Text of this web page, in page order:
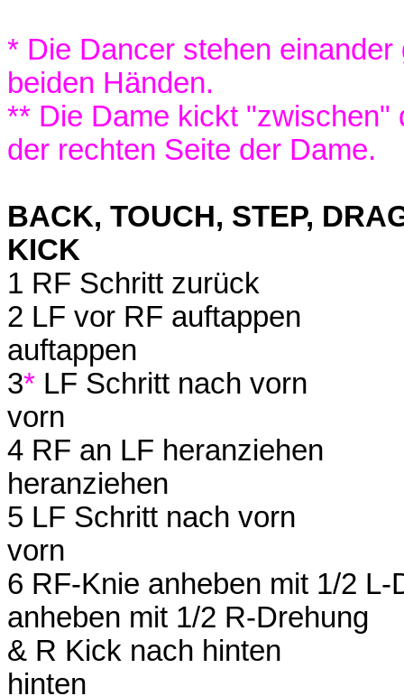
* Die Dancer stehen
beiden Händen.
** Die Dame kickt "zwischen"
der rechten Seite der Dame.
BACK, TOUCH, STEP,
KICK
1 RF Schritt zurück
2 LF vor RF auftappen
auftappen
3* LF Schritt
vorn
4 RF an LF heranziehen
heranziehen
5 LF Schritt nach vorn
vorn
6 RF-Knie anheben mit 1/2
anheben mit 1/2 R-Drehung
& R Kick nach hinten
hinten